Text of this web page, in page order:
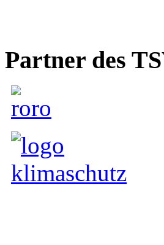
Partner des